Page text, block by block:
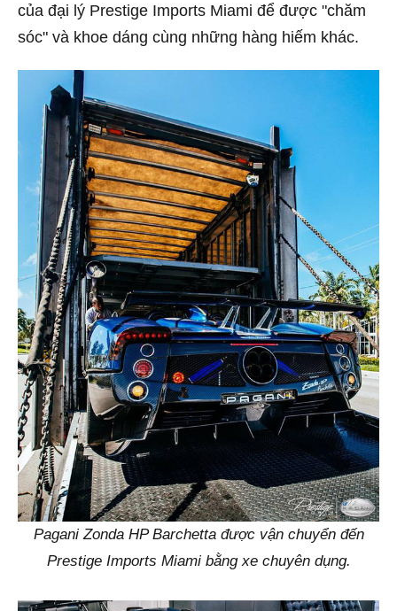
của đại lý Prestige Imports Miami để được "chăm
sóc" và khoe dáng cùng những hàng hiếm khác.
Pagani Zonda HP Barchetta được vận chuyển đến
Prestige Imports Miami bằng xe chuyên dụng.